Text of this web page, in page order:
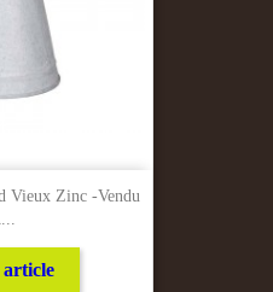
Vieux Zinc -Vendu